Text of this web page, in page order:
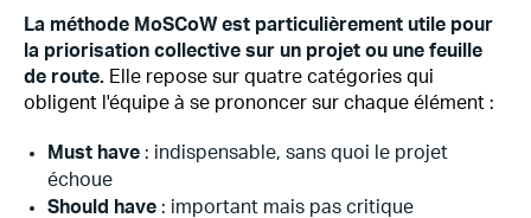
La méthode MoSCoW est particulièrement utile pour
la priorisation collective sur un projet ou une feuille
de route. Elle repose sur quatre catégories qui
obligent l'équipe à se prononcer sur chaque élément :
Must have : indispensable, sans quoi le projet
échoue
Should have : important mais pas critique